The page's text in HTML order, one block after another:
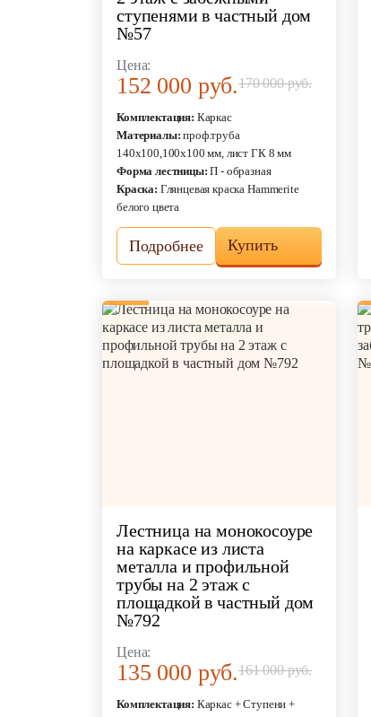
ступенями в частный дом
№57
Цена:
152 000 руб.170 000 руб.
Комплектация: Каркас
Материалы: проф.труба
140х100,100х100 мм, лист ГК 8 мм
Форма лестницы: П - образная
Краска: Глянцевая краска Hammerite
белого цвета
Подробнее Купить
Лестница на монокосоуре
на каркасе из листа
металла и профильной
трубы на 2 этаж с
площадкой в частный дом
№792
Цена:
135 000 руб.161 000 руб.
Комплектация: Каркас + Ступени +